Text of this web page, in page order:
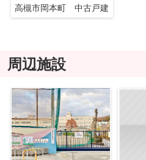
高槻市岡本町 中古戸建
周辺施設